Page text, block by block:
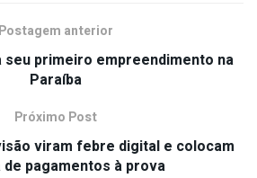
Postagem anterior
seu primeiro empreendimento na
Paraíba
Próximo Post
viram febre digital e colocam
pagamentos à prova